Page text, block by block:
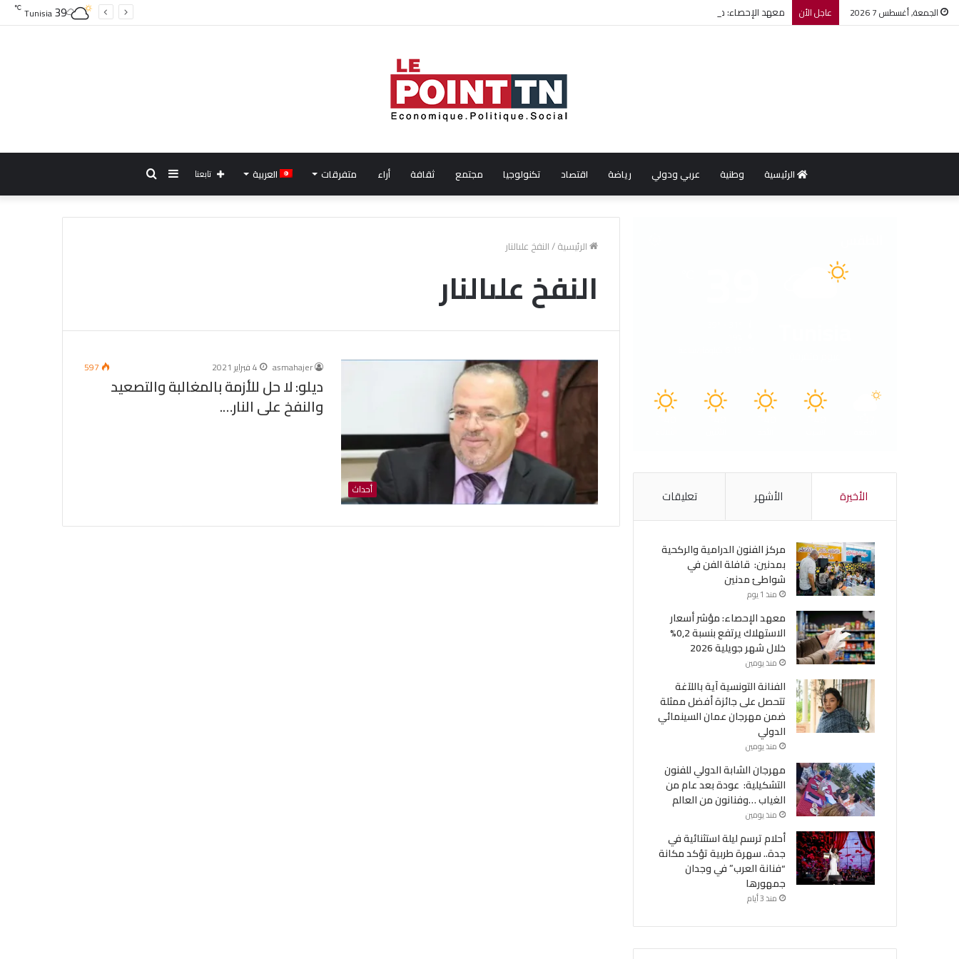
الجمعة, أغسطس 7 2026 عاجل الأن معهد الإحصاء: مؤشر أسعار الاستهلاك يرتفع بنسبة 0,2% خلال شهر جويلية 2026 Tunisia39
℃
الرئيسية وطنية عربي ودولي رياضة اقتصاد تكنولوجيا مجتمع ثقافة أراء متفرقات العربية
بحث
عن
إضافة
عمود
تابعنا
الرئيسية/النفخ علىالنار
النفخ علىالنار
أحداث
asmahajer 4 فبراير 2021 597
ديلو: لا حل للأزمة بالمغالبة والتصعيد
والنفخ على النار….
الأخيرة الأشهر تعليقات
مركز الفنون الدرامية والركحية
بمدنين: قافلة الفن في
شواطئ مدنين
منذ 1 يوم
معهد الإحصاء: مؤشر أسعار
الاستهلاك يرتفع بنسبة 0,2%
خلال شهر جويلية 2026
منذ يومين
الفنانة التونسية آية باللآغة
تتحصل على جائزة أفضل ممثلة
ضمن مهرجان عمان السينمائي
الدولي
منذ يومين
مهرجان الشابة الدولي للفنون
التشكيلية: عودة بعد عام من
الغياب …وفنانون من العالم
منذ يومين
أحلام ترسم ليلة استثنائية في
جدة.. سهرة طربية تؤكد مكانة
“فنانة العرب” في وجدان
جمهورها
منذ 3 أيام